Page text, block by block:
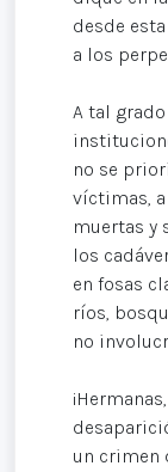
desde
a los
A tal
no se
víctimas,
muertas y
los
en fosas
ríos,
no
un crimen